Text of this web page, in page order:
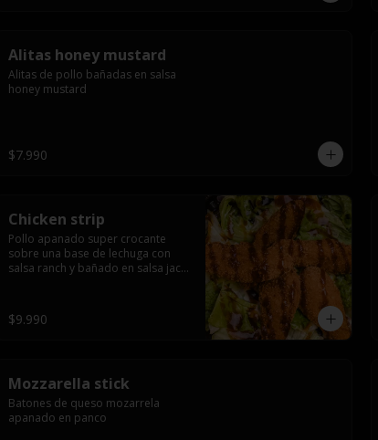
Alitas honey mustard
Alitas de pollo bañadas en salsa
honey mustard
$7.990
Chicken strip
Pollo apanado super crocante
sobre una base de lechuga con
salsa ranch y bañado en salsa jack
$9.990
Mozzarella stick
Batones de queso mozarrela
apanado en panco